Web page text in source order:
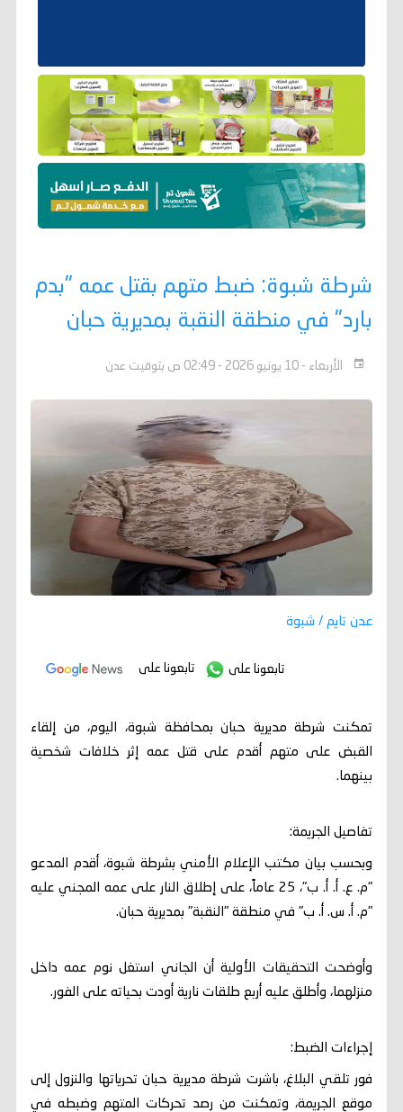
شرطة شبوة: ضبط متهم بقتل عمه "بدم
بارد" في منطقة النقبة بمديرية حبان
الأربعاء - 10 يونيو 2026 - 02:49 ص بتوقيت عدن
عدن تايم / شبوة
تابعونا على تابعونا على
تمكنت شرطة مديرية حبان بمحافظة شبوة، اليوم، من إلقاء
القبض على متهم أقدم على قتل عمه إثر خلافات شخصية
بينهما.
تفاصيل الجريمة:
وبحسب بيان مكتب الإعلام الأمني بشرطة شبوة، أقدم المدعو
"م. ع. أ. أ. ب"، 25 عاماً، على إطلاق النار على عمه المجني عليه
"م. أ. س. أ. ب" في منطقة "النقبة" بمديرية حبان.
وأوضحت التحقيقات الأولية أن الجاني استغل نوم عمه داخل
منزلهما، وأطلق عليه أربع طلقات نارية أودت بحياته على الفور.
إجراءات الضبط:
فور تلقي البلاغ، باشرت شرطة مديرية حبان تحرياتها والنزول إلى
موقع الجريمة، وتمكنت من رصد تحركات المتهم وضبطه في